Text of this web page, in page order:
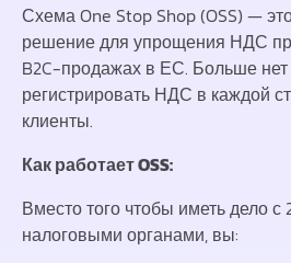
Схема One Stop Shop (OSS) —
решение для упрощения НДС
B2C-продажах в ЕС. Больше нет
регистрировать НДС в каждой
клиенты.
Как работает OSS:
Вместо того чтобы иметь дело с
налоговыми органами, вы: